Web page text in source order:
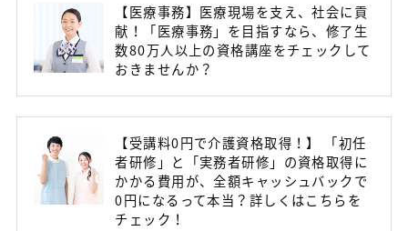
【医療事務】医療現場を支え、社会に貢
献！「医療事務」を目指すなら、修了生
数80万人以上の資格講座をチェックして
おきませんか？
【受講料0円で介護資格取得！】 「初任
者研修」と「実務者研修」の資格取得に
かかる費用が、全額キャッシュバックで
0円になるって本当？詳しくはこちらを
チェック！